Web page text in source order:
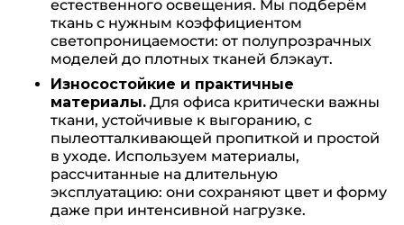
естественного освещения. Мы подберём
ткань с нужным коэффициентом
светопроницаемости: от полупрозрачных
моделей до плотных тканей блэкаут.
Износостойкие и практичные
материалы. Для офиса критически важны
ткани, устойчивые к выгоранию, с
пылеотталкивающей пропиткой и простой
в уходе. Используем материалы,
рассчитанные на длительную
эксплуатацию: они сохраняют цвет и форму
даже при интенсивной нагрузке.